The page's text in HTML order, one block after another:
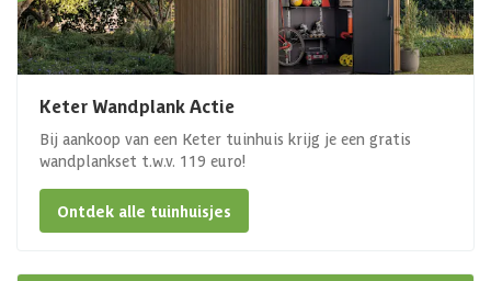
Keter Wandplank Actie
Bij aankoop van een Keter tuinhuis krijg je een gratis
wandplankset t.w.v. 119 euro!
Ontdek alle tuinhuisjes